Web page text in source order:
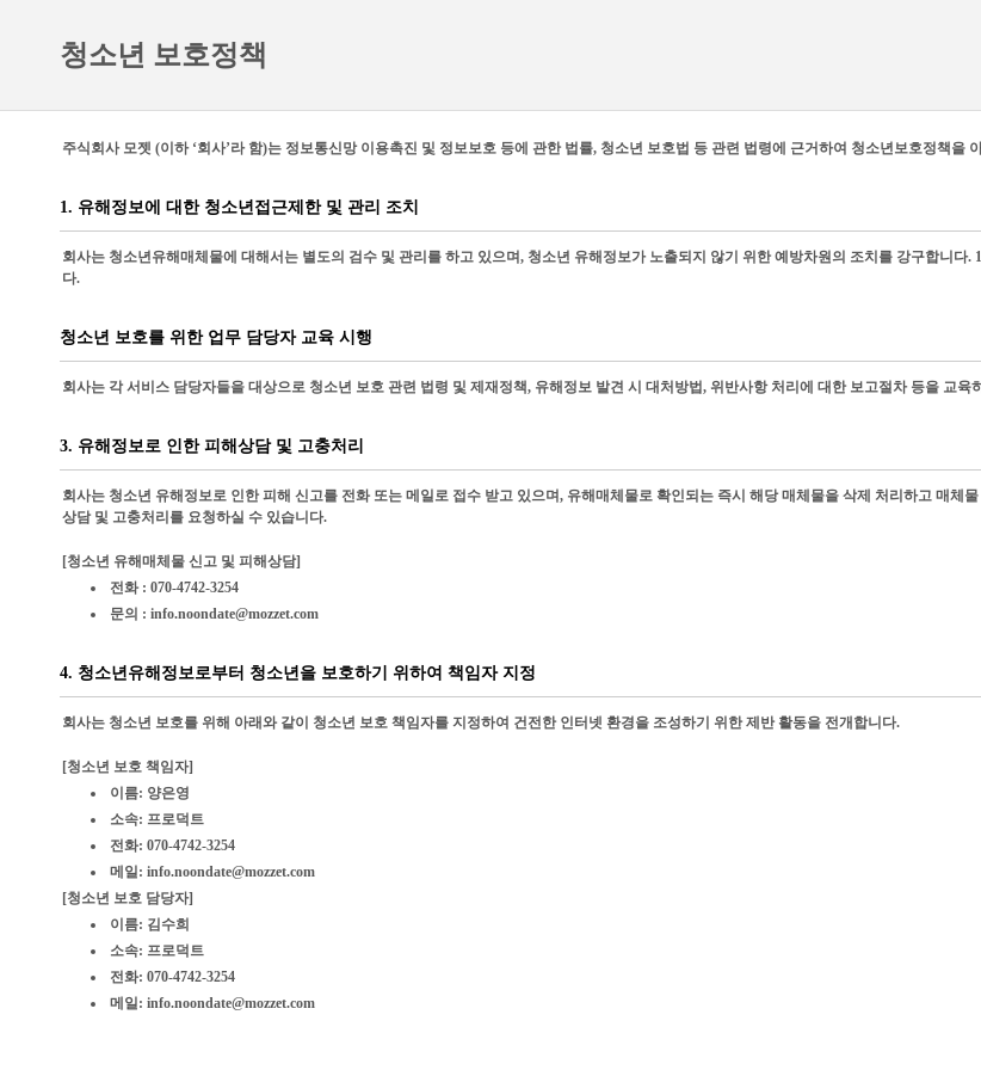
청소년 보호정책
주식회사 모젯 (이하 ‘회사’라 함)는 정보통신망 이용촉진 및 정보보호 등에 관한 법률, 청소년 보호법 등 관련 법령에 근거하여 청소년보호정책을
1. 유해정보에 대한 청소년접근제한 및 관리 조치
회사는 청소년유해매체물에 대해서는 별도의 검수 및 관리를 하고 있으며, 청소년 유해정보가 노출되지 않기 위한 예방차원의 조치를 강구합니다
다.
청소년 보호를 위한 업무 담당자 교육 시행
회사는 각 서비스 담당자들을 대상으로 청소년 보호 관련 법령 및 제재정책, 유해정보 발견 시 대처방법, 위반사항 처리에 대한 보고절차 등을 교육
3. 유해정보로 인한 피해상담 및 고충처리
회사는 청소년 유해정보로 인한 피해 신고를 전화 또는 메일로 접수 받고 있으며, 유해매체물로 확인되는 즉시 해당 매체물을 삭제 처리하고 매체
상담 및 고충처리를 요청하실 수 있습니다.
[청소년 유해매체물 신고 및 피해상담]
전화 : 070-4742-3254
문의 : info.noondate@mozzet.com
4. 청소년유해정보로부터 청소년을 보호하기 위하여 책임자 지정
회사는 청소년 보호를 위해 아래와 같이 청소년 보호 책임자를 지정하여 건전한 인터넷 환경을 조성하기 위한 제반 활동을 전개합니다.
[청소년 보호 책임자]
이름: 양은영
소속: 프로덕트
전화: 070-4742-3254
메일: info.noondate@mozzet.com
[청소년 보호 담당자]
이름: 김수희
소속: 프로덕트
전화: 070-4742-3254
메일: info.noondate@mozzet.com